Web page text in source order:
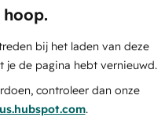
bij het laden van deze
je de pagina hebt vernieuwd.
controleer dan onze
.